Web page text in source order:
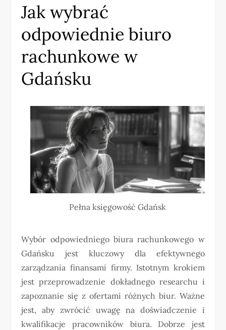
Jak wybrać
odpowiednie biuro
rachunkowe w
Gdańsku
Pełna księgowość Gdańsk
Wybór odpowiedniego biura rachunkowego w
Gdańsku jest kluczowy dla efektywnego
zarządzania finansami firmy. Istotnym krokiem
jest przeprowadzenie dokładnego researchu i
zapoznanie się z ofertami różnych biur. Ważne
jest, aby zwrócić uwagę na doświadczenie i
kwalifikacje pracowników biura. Dobrze jest